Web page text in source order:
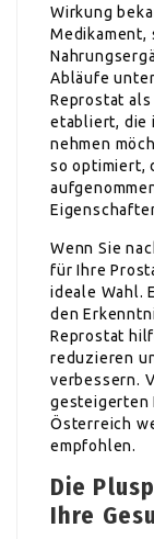
Wirkung
Medikament,
Abläufe
Reprostat
etabliert, die
nehmen
so optimiert,
Wenn Sie
für Ihre
ideale Wahl.
den
Reprostat
reduzieren
verbessern.
gesteigerten
Österreich
empfohlen.
Die
Ihre